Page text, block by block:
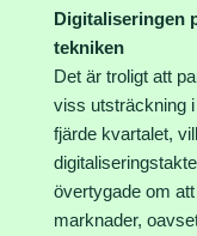
Digitaliseringen
tekniken
Det är troligt att
viss utsträckning
fjärde kvartalet,
övertygade om
marknader,